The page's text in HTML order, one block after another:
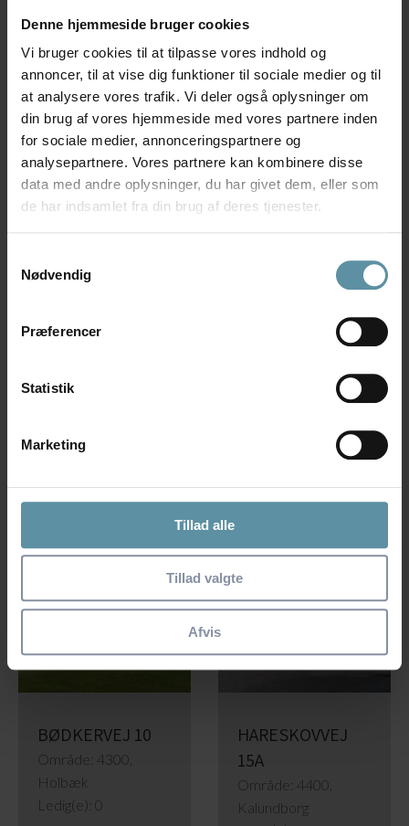
Denne hjemmeside bruger cookies
Vi bruger cookies til at tilpasse vores indhold og
annoncer, til at vise dig funktioner til sociale medier og til
at analysere vores trafik. Vi deler også oplysninger om
din brug af vores hjemmeside med vores partnere inden
for sociale medier, annonceringspartnere og
analysepartnere. Vores partnere kan kombinere disse
data med andre oplysninger, du har givet dem, eller som
de har indsamlet fra din brug af deres tjenester.
Nødvendig
Præferencer
Statistik
Marketing
Tillad alle
Tillad valgte
Afvis
CENTERVEJ 12 -
Område: 4180, Sorø
Ledig(e): 0
Læs mere
Ledig(e): 0
Læs mere
Ledig(e): 0
ELMEGADE 20B
BØDKERVEJ 10
Område: 4300,
Holbæk
Ledig(e): 0
HARESKOVVEJ
15A
Område: 4400,
Kalundborg